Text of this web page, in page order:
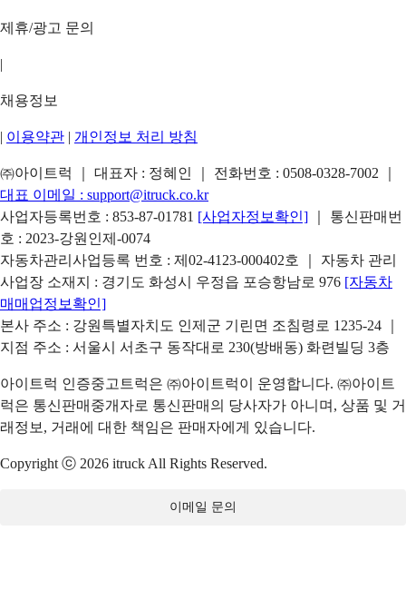
제휴/광고 문의
|
채용정보
| 이용약관 | 개인정보 처리 방침
㈜아이트럭 ｜ 대표자 : 정혜인 ｜ 전화번호 : 0508-0328-7002
대표 이메일 : support@itruck.co.kr
사업자등록번호 : 853-87-01781 [사업자정보확인]
｜ 통신판매번
호 : 2023-강원인제-0074
자동차관리사업등록 번호 : 제02-4123-000402호 ｜ 자동차 관리
사업장 소재지 : 경기도 화성시 우정읍 포승항남로 976 [자동차
매매업정보확인]
본사 주소 : 강원특별자치도 인제군 기린면 조침령로 1235-24 ｜
지점 주소 : 서울시 서초구 동작대로 230(방배동) 화련빌딩 3층
아이트럭 인증중고트럭은 ㈜아이트럭이 운영합니다. ㈜아이트
럭은 통신판매중개자로 통신판매의 당사자가 아니며, 상품 및 거
래정보, 거래에 대한 책임은 판매자에게 있습니다.
Copyright ⓒ 2026 itruck All Rights Reserved.
이메일 문의